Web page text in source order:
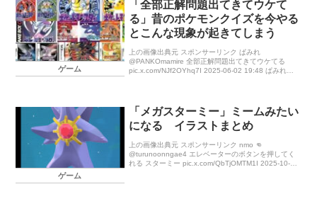
ゲーム
「全部正解問題出てきてウケて
る」昔のポケモンクイズを今やる
とこんな現象が起きてしまう
上の画像出典元 スポンサーリンク ぱみれ
@PANKOmamire 全部正解問題出てきてウケてる
pic.x.com/NJf2OYhq7I 2025-06-02 19:48 ぱみれ
ゲーム
「メガスターミー」ミームみたい
になる イラストまとめ
上の画像出典元 スポンサーリンク nmo 👊
@turunoonngae4 エレベーターのボタンを押してく
れる スターミー pic.x.com/QbTjOMTM1I 2025-10-